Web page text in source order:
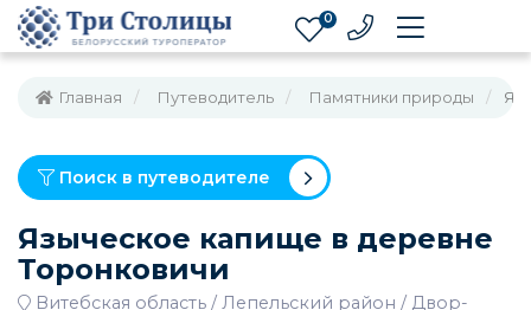
0
Главная Путеводитель Памятники природы
Поиск в путеводителе
Языческое капище в деревне
Торонковичи
Витебская область Лепельский район
Двор-